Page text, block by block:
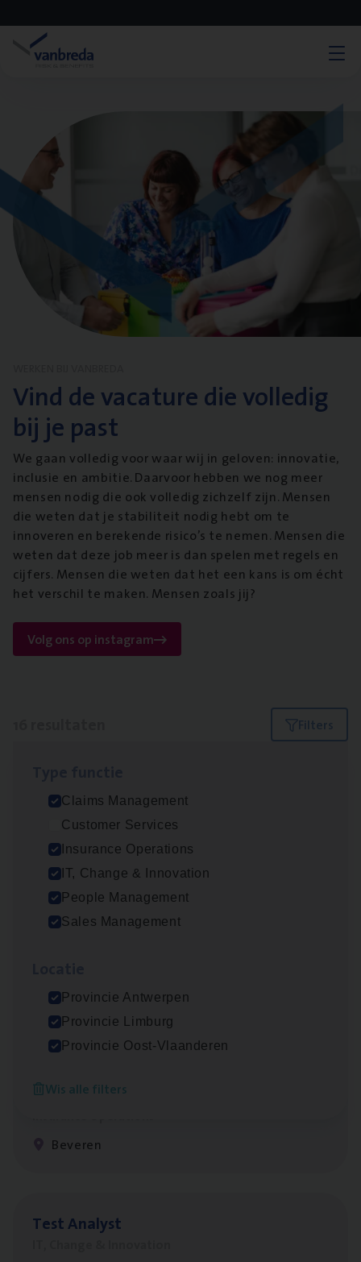
Vind de vacature die volledig
bij je past
We gaan volledig voor waar wij in geloven: innovatie,
inclusie en ambitie. Daarvoor hebben we nog meer
mensen nodig die ook volledig zichzelf zijn. Mensen
die weten dat je stabiliteit nodig hebt om te
innoveren en berekende risico’s te nemen. Mensen die
weten dat deze job meer is dan spelen met regels en
cijfers. Mensen die weten dat het een kans is om écht
het verschil te maken. Mensen zoals jij?
Volg ons op instagram
Filters
Claims Management
Customer Services
Insurance Operations
IT, Change & Innovation
People Management
Sales Management
Provincie Antwerpen
Provincie Limburg
Provincie Oost-Vlaanderen
Wis alle filters
Dos­sier­be­heer­der ver­ze­ke­rin­gen — Soci­al
Pro­fit en Public
Insurance Operations
Antwerpen
Antwerpen
Benefits
Beveren
Test Ana­lyst